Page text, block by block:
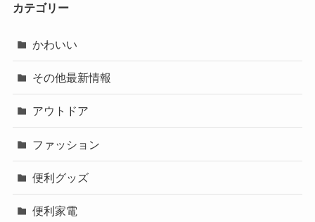
カテゴリー
かわいい
その他最新情報
アウトドア
ファッション
便利グッズ
便利家電